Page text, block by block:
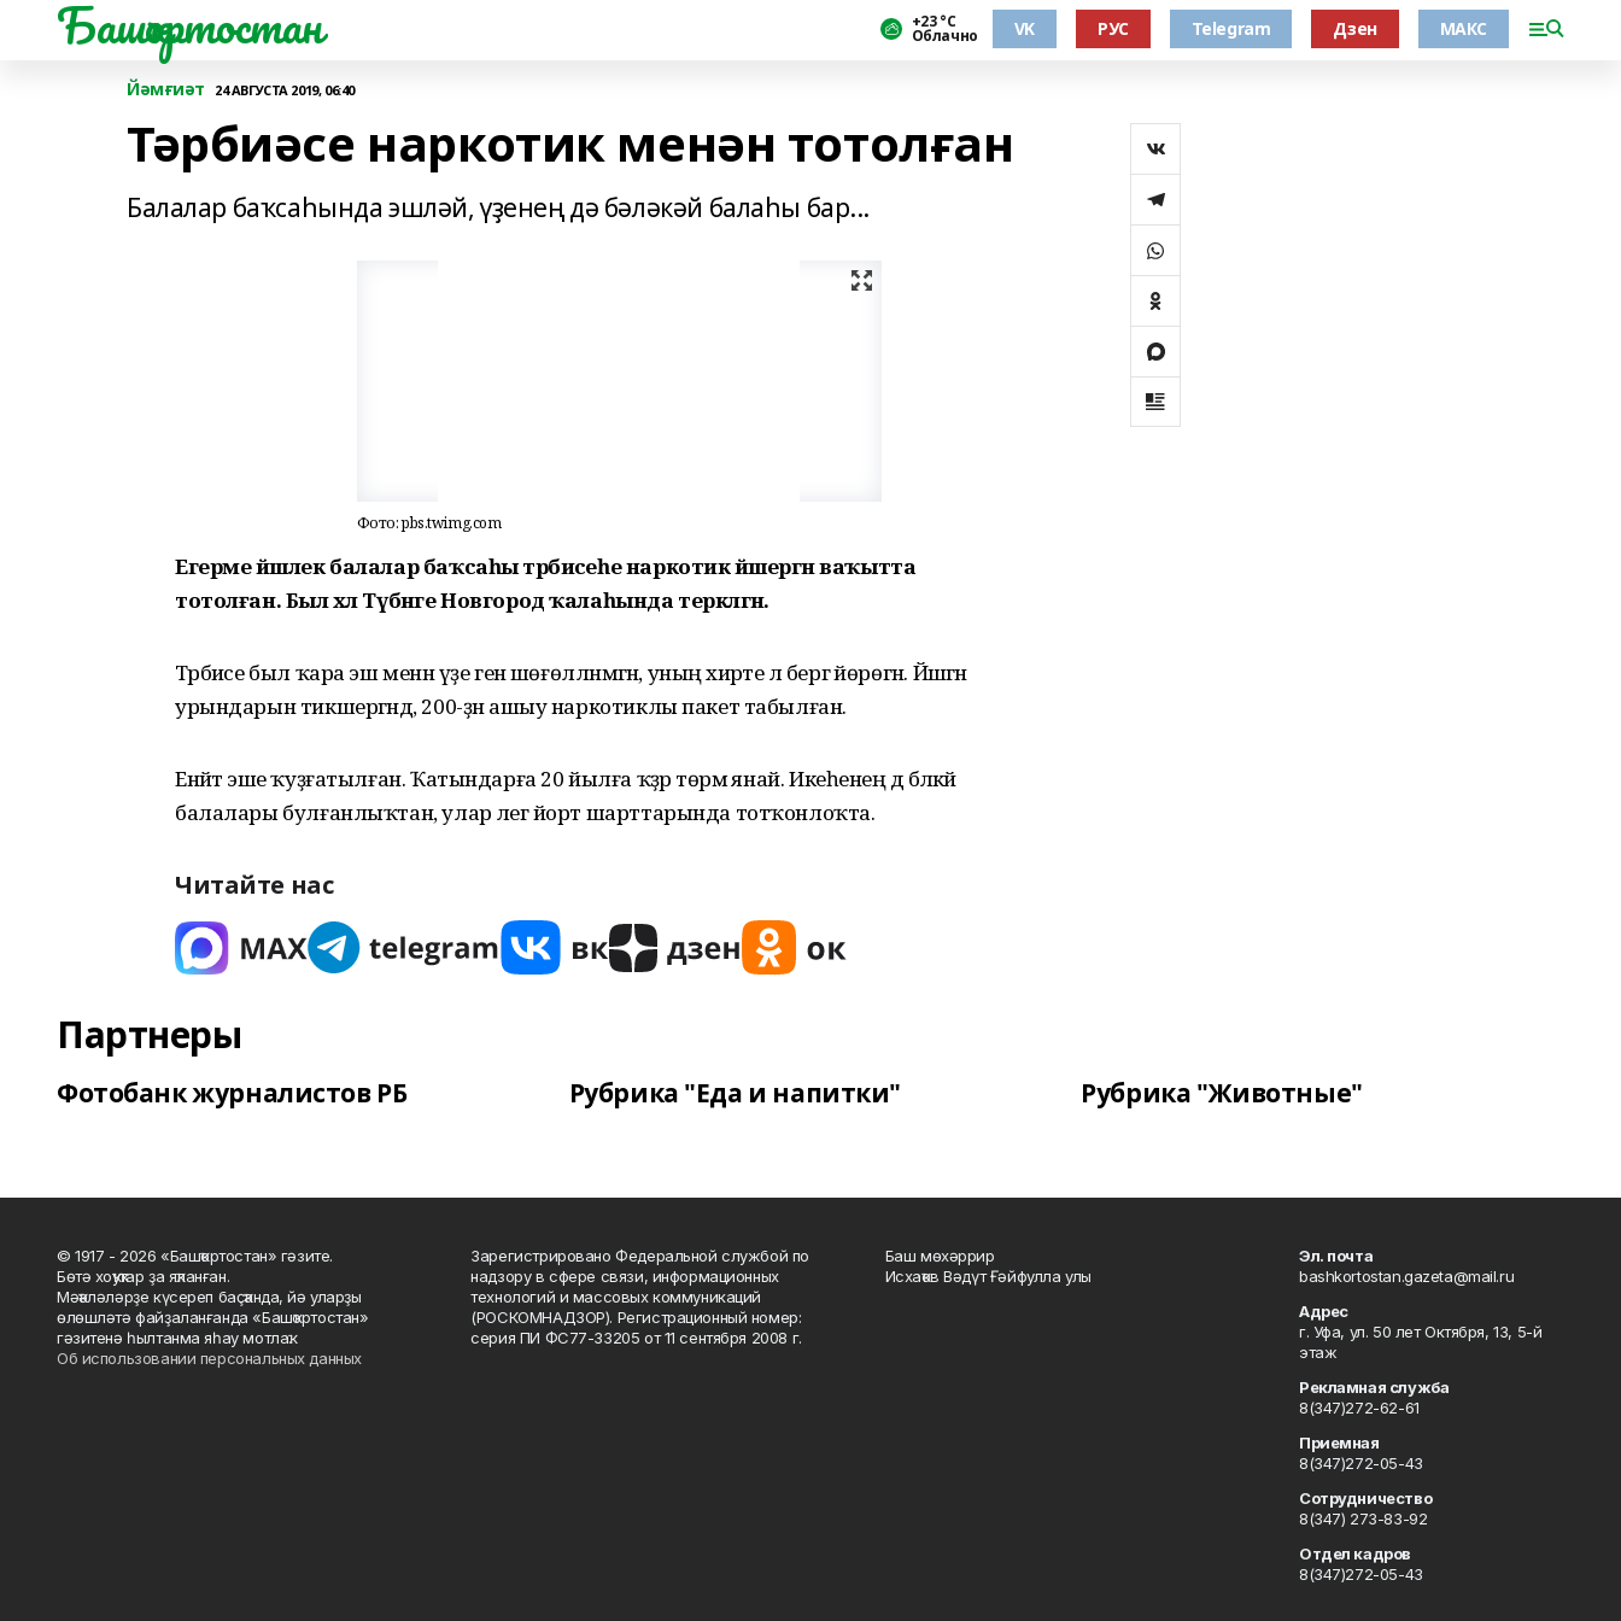
Башҡортостан +23 °С
Облачно VK РУС Telegram Дзен МАКС
Йәмғиәт 24 АВГУСТА 2019, 06:40
Тәрбиәсе наркотик менән тотолған
Балалар баҡсаһында эшләй, үҙенең дә бәләкәй балаһы бар...
Фото: pbs.twimg.com
Егерме йәшлек балалар баҡсаһы тәрбиәсеһе наркотик йәшергән ваҡытта
тотолған. Был хәл Түбәнге Новгород ҡалаһында теркәлгән.
Тәрбиәсе был ҡара эш менән үҙе генә шөғөлләнмәгән, уның әхирәте лә бергә йөрөгән. Йәшәгән
урындарын тикшергәндә, 200-ҙән ашыу наркотиклы пакет табылған.
Енәйәт эше ҡуҙғатылған. Ҡатындарға 20 йылға ҡәҙәр төрмә янай. Икеһенең дә бәләкәй
балалары булғанлыҡтан, улар әлегә йорт шарттарында тотҡонлоҡта.
Читайте нас
Партнеры
Фотобанк журналистов РБ Рубрика "Еда и напитки" Рубрика "Животные"
© 1917 - 2026 «Башҡортостан» гәзите.
Бөтә хоҡуҡтар ҙа яҡланған.
Мәҡәләләрҙе күсереп баҫҡанда, йә уларҙы
өлөшләтә файҙаланғанда «Башҡортостан»
гәзитенә һылтанма яһау мотлаҡ.
Об использовании персональных данных
Зарегистрировано Федеральной службой по
надзору в сфере связи, информационных
технологий и массовых коммуникаций
(РОСКОМНАДЗОР). Регистрационный номер:
серия ПИ ФС77-33205 от 11 сентября 2008 г.
Баш мөхәррир
Исхаҡов Вәдүт Ғәйфулла улы
Эл. почта
bashkortostan.gazeta@mail.ru
Адрес
г. Уфа, ул. 50 лет Октября, 13, 5-й
этаж
Рекламная служба
8(347)272-62-61
Приемная
8(347)272-05-43
Сотрудничество
8(347) 273-83-92
Отдел кадров
8(347)272-05-43